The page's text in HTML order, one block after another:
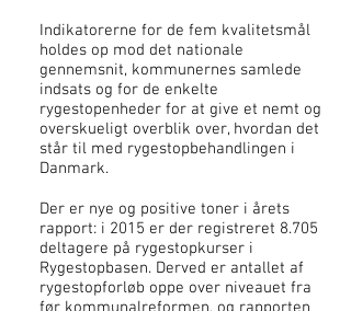
Indikatorerne for de fem kvalitetsmål
holdes op mod det nationale
gennemsnit, kommunernes samlede
indsats og for de enkelte
rygestopenheder for at give et nemt og
overskueligt overblik over, hvordan det
står til med rygestopbehandlingen i
Danmark.
Der er nye og positive toner i årets
rapport: i 2015 er der registreret 8.705
deltagere på rygestopkurser i
Rygestopbasen. Derved er antallet af
rygestopforløb oppe over niveauet fra